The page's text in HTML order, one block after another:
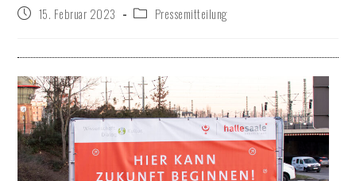
15. Februar 2023 Pressemitteilung